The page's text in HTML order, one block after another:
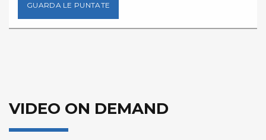
GUARDA LE PUNTATE
VIDEO ON DEMAND